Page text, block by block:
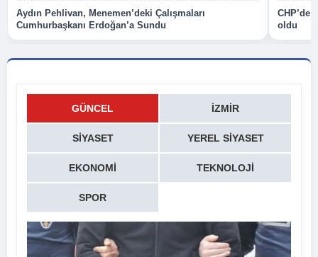
Aydın Pehlivan, Menemen’deki Çalışmaları
Cumhurbaşkanı Erdoğan’a Sundu
CHP’de
oldu
GÜNCEL İZMIR
SIYASET YEREL SIYASET
EKONOMI TEKNOLOJI
SPOR